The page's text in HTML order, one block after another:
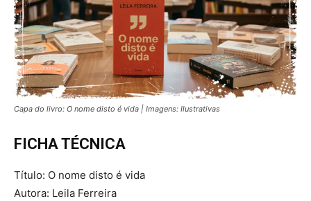
Capa do livro: O nome disto é vida | Imagens: Ilustrativas
FICHA TÉCNICA
Título: O nome disto é vida
Autora: Leila Ferreira